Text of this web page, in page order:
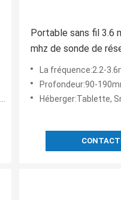
Portable sans fil 3.6
mhz de sonde de
scanner d'ultrason
La fréquence:2.2-
Profondeur:90-
Héberger:Tablette,